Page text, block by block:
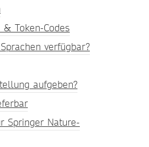
Token-Codes
verfügbar?
aufgeben?
Springer Nature-